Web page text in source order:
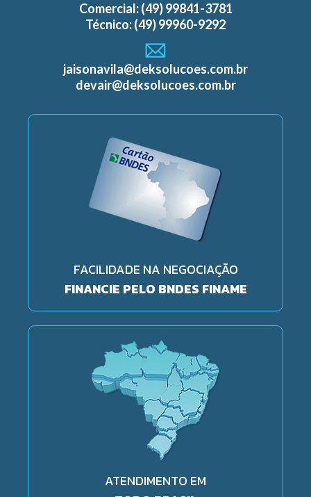
Comercial: (49) 99841-3781
Técnico: (49) 99960-9292
jaisonavila@deksolucoes.com.br
devair@deksolucoes.com.br
FACILIDADE NA NEGOCIAÇÃO
FINANCIE PELO BNDES FINAME
ATENDIMENTO EM